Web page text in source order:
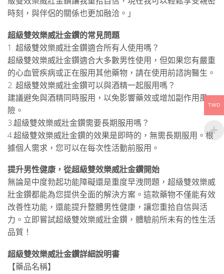
時刻，與伴侶的關係也更加融洽。」
超級雙效樂威壯金鑽的常見問題
1. 超級雙效樂威壯金鑽適合所有人使用嗎？
超級雙效樂威壯金鑽適合大多數男性使用，但如果您有嚴重
的心血管疾病或正在服用其他藥物，請在使用前諮詢醫生。
2. 超級雙效樂威壯金鑽可以與酒精一起服用嗎？
建議避免與酒精同時服用，以免影響藥效或增加副作用風
險。
3.超級雙效樂威壯金鑽需要長期服用嗎？
4.超級雙效樂威壯金鑽的效果是即時的，無需長期服用。根
據個人需求，您可以在每次性活動前服用。
提升男性健康，從超級雙效樂威壯金鑽開始
無論是中度勃起功能障礙還是重度早洩問題，超級雙效樂威
壯金鑽都能為您提供全面的解決方案。這款藥物不僅能有效
改善性功能，還能提升整體男性健康，讓您重拾自信與活
力。立即嘗試超級雙效樂威壯金鑽，體驗前所未有的性生活
品質！
超級雙效樂威壯金鑽詳細說明書
【藥品名稱】
TWD